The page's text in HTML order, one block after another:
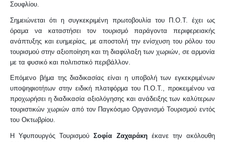
Σουφλίου.
Σημειώνεται ότι η συγκεκριμένη πρωτοβουλία του Π.Ο.Τ. έχει ως
όραμα να καταστήσει τον τουρισμό παράγοντα περιφερειακής
ανάπτυξης και ευημερίας, με αποστολή την ενίσχυση του ρόλου του
τουρισμού στην αξιοποίηση και τη διαφύλαξη των χωριών, σε αρμονία
με τα φυσικό και πολιτιστικό περιβάλλον.
Επόμενο βήμα της διαδικασίας είναι η υποβολή των εγκεκριμένων
υποψηφιοτήτων στην ειδική πλατφόρμα του Π.Ο.Τ., προκειμένου να
προχωρήσει η διαδικασία αξιολόγησης και ανάδειξης των καλύτερων
τουριστικών χωριών από τον Παγκόσμιο Οργανισμό Τουρισμού εντός
του Οκτωβρίου.
Η Υφυπουργός ΤουρισμούΣοφία Ζαχαράκηέκανε την ακόλουθη